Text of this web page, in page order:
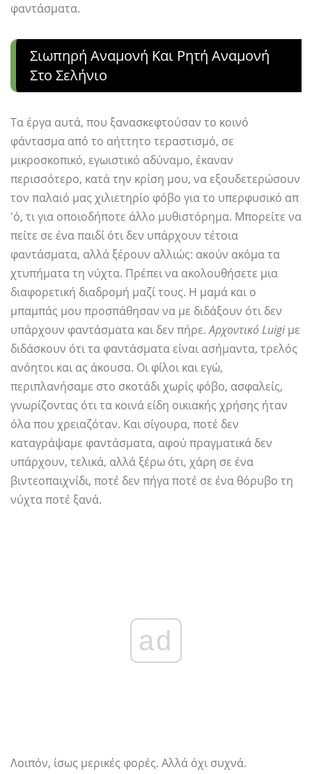
φαντάσματα.
Σιωπηρή Αναμονή Και Ρητή Αναμονή
Στο Σελήνιο
Τα έργα αυτά, που ξανασκεφτούσαν το κοινό
φάντασμα από το αήττητο τεραστισμό, σε
μικροσκοπικό, εγωιστικό αδύναμο, έκαναν
περισσότερο, κατά την κρίση μου, να εξουδετερώσουν
τον παλαιό μας χιλιετηρίο φόβο για το υπερφυσικό απ
'ό, τι για οποιοδήποτε άλλο μυθιστόρημα. Μπορείτε να
πείτε σε ένα παιδί ότι δεν υπάρχουν τέτοια
φαντάσματα, αλλά ξέρουν αλλιώς: ακούν ακόμα τα
χτυπήματα τη νύχτα. Πρέπει να ακολουθήσετε μια
διαφορετική διαδρομή μαζί τους. Η μαμά και ο
μπαμπάς μου προσπάθησαν να με διδάξουν ότι δεν
υπάρχουν φαντάσματα και δεν πήρε.Αρχοντικό Luigi με
διδάσκουν ότι τα φαντάσματα είναι ασήμαντα, τρελός
ανόητοι και ας άκουσα. Οι φίλοι και εγώ,
περιπλανήσαμε στο σκοτάδι χωρίς φόβο, ασφαλείς,
γνωρίζοντας ότι τα κοινά είδη οικιακής χρήσης ήταν
όλα που χρειαζόταν. Και σίγουρα, ποτέ δεν
καταγράψαμε φαντάσματα, αφού πραγματικά δεν
υπάρχουν, τελικά, αλλά ξέρω ότι, χάρη σε ένα
βιντεοπαιχνίδι, ποτέ δεν πήγα ποτέ σε ένα θόρυβο τη
νύχτα ποτέ ξανά.
ad
Λοιπόν, ίσως μερικές φορές. Αλλά όχι συχνά.